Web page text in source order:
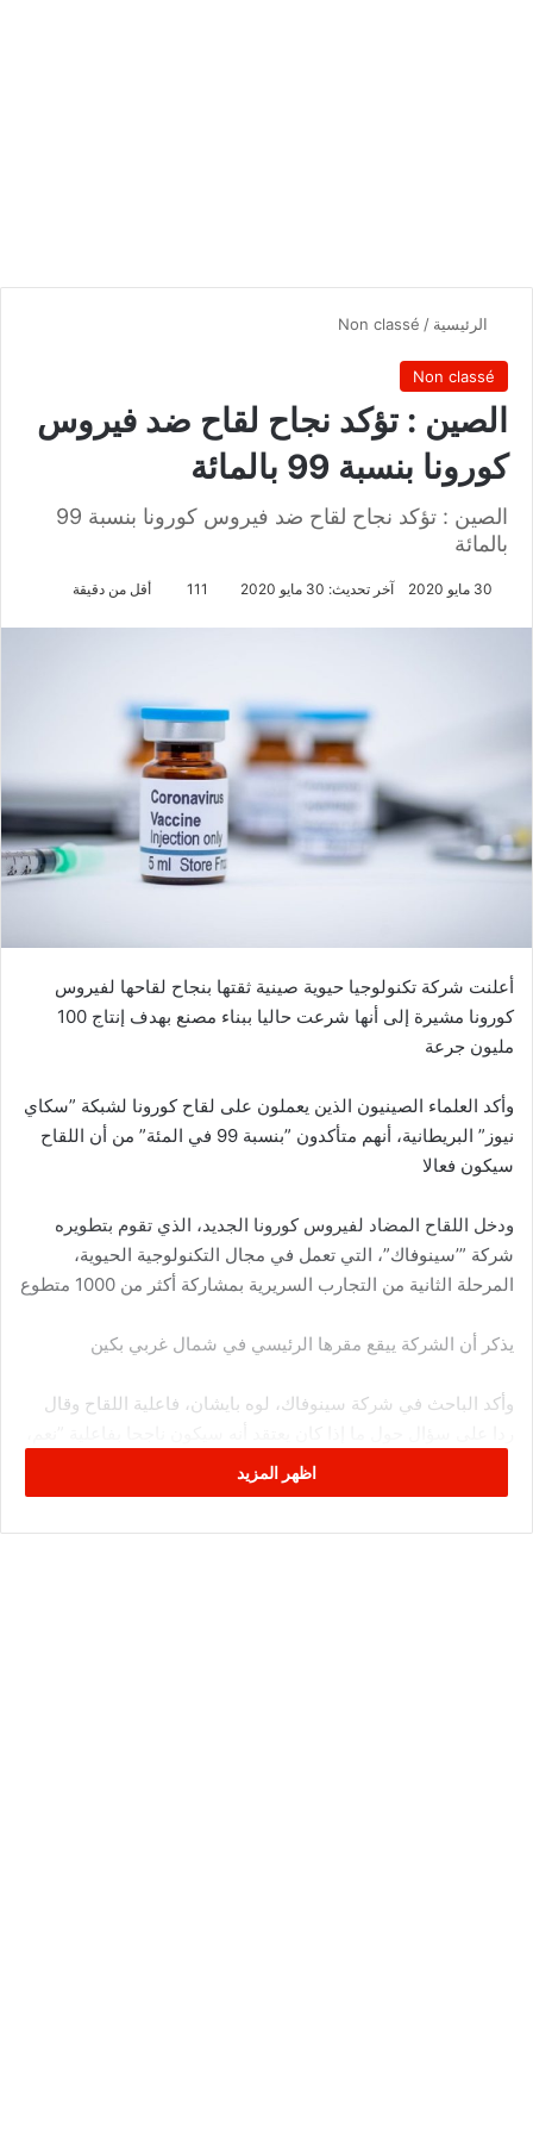
الرئيسية /
Non classé
Non classé
الصين : تؤكد نجاح لقاح ضد فيروس
كورونا بنسبة 99 بالمائة
الصين : تؤكد نجاح لقاح ضد فيروس كورونا بنسبة 99
بالمائة
30 مايو 2020 آخر تحديث: 30 مايو 2020 111 أقل من دقيقة
أعلنت شركة تكنولوجيا حيوية صينية ثقتها بنجاح لقاحها لفيروس
كورونا مشيرة إلى أنها شرعت حاليا ببناء مصنع بهدف إنتاج 100
مليون جرعة
وأكد العلماء الصينيون الذين يعملون على لقاح كورونا لشبكة ”سكاي
نيوز” البريطانية، أنهم متأكدون ”بنسبة 99 في المئة” من أن اللقاح
سيكون فعالا
ودخل اللقاح المضاد لفيروس كورونا الجديد، الذي تقوم بتطويره
شركة ”’سينوفاك”، التي تعمل في مجال التكنولوجية الحيوية،
المرحلة الثانية من التجارب السريرية بمشاركة أكثر من 1000 متطوع
يذكر أن الشركة ييقع مقرها الرئيسي في شمال غربي بكين
وأكد الباحث في شركة سينوفاك، لوه بايشان، فاعلية اللقاح وقال
نعم، يجب أن يكون ناجحا… بنسبة 99 في المئة بالتأكيد”
اظهر المزيد